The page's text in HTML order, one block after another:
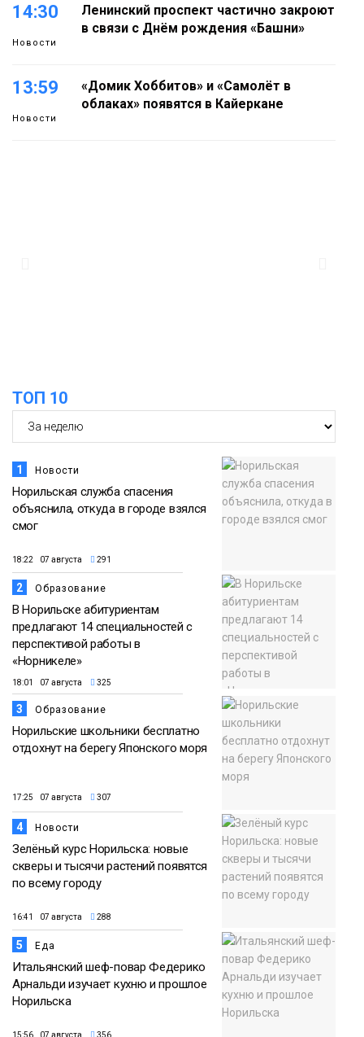
14:30
Новости
Ленинский проспект частично закроют
в связи с Днём рождения «Башни»
13:59
Новости
«Домик Хоббитов» и «Самолёт в
облаках» появятся в Кайеркане
ТОП 10
1 Новости
Норильская служба спасения
объяснила, откуда в городе взялся
смог
18:22 07 августа 291
2 Образование
В Норильске абитуриентам
предлагают 14 специальностей с
перспективой работы в
«Норникеле»
18:01 07 августа 325
3 Образование
Норильские школьники бесплатно
отдохнут на берегу Японского моря
17:25 07 августа 307
4 Новости
Зелёный курс Норильска: новые
скверы и тысячи растений появятся
по всему городу
16:41 07 августа 288
5 Еда
Итальянский шеф-повар Федерико
Арнальди изучает кухню и прошлое
Норильска
15:56 07 августа 356